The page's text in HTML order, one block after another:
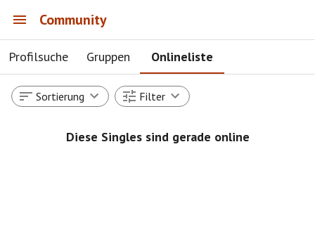
Community
Profilsuche Gruppen Onlineliste
Sortierung Filter
Diese Singles sind gerade online